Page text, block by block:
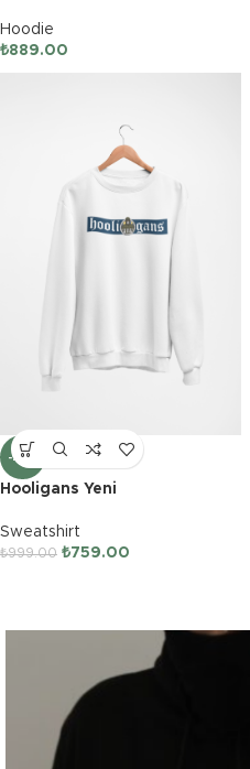
Hoodie
₺889.00
-24%
Hooligans Yeni
Sweatshirt
₺999.00 ₺759.00